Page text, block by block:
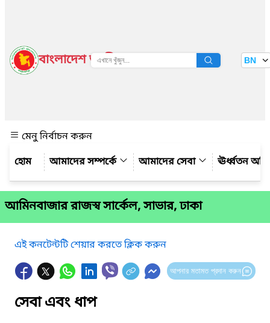
বাংলাদেশ জাতীয় তথ্য বাতায়ন BN
মেনু নির্বাচন করুন
আমাদের সম্পর্কে
আমাদের সেবা ঊর্ধ্বতন
আমিনবাজার রাজস্ব সার্কেল, সাভার, ঢাকা
এই কনটেন্টটি শেয়ার করতে ক্লিক করুন
আপনার মতামত প্রদান করুন
সেবা এবং ধাপ